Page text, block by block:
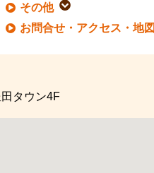
その他
お問合せ・アクセス・地図
タウン4F